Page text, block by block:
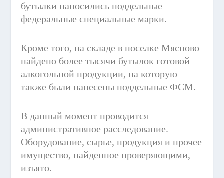
бутылки наносились поддельные
федеральные специальные марки.
Кроме того, на складе в поселке Мясново
найдено более тысячи бутылок готовой
алкогольной продукции, на которую
также были нанесены поддельные ФСМ.
В данный момент проводится
административное расследование.
Оборудование, сырье, продукция и прочее
имущество, найденное проверяющими,
изъято.